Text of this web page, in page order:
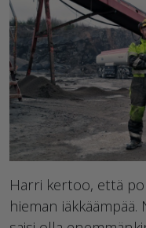
Harri kertoo, että
hieman